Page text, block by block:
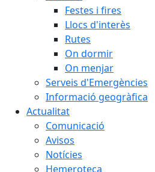
Festes i fires
Llocs d'interès
Rutes
On dormir
On menjar
Serveis d'Emergències
Informació geogràfica
Actualitat
Comunicació
Avisos
Notícies
Hemeroteca